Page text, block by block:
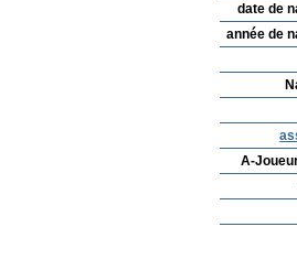
date de
année de
A-